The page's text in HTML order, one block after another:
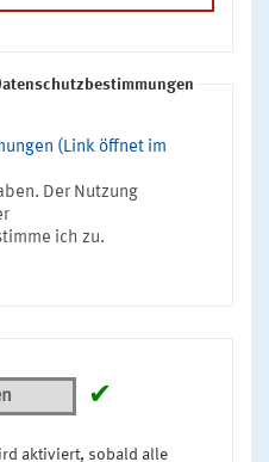
(Link öffnet im
Der Nutzung
ich zu.
✔
aktiviert, sobald alle